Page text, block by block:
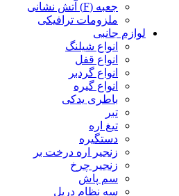
جعبه (F) آتش نشانی
ملزومات ترافیکی
لوازم جانبی
انواع شیلنگ
انواع قفل
انواع گردبر
انواع گیره
باطری یدکی
تبر
تیغ اره
دستگیره
زنجیر اره درخت بر
زنجیر چرخ
سم پاش
سه نظام دریل